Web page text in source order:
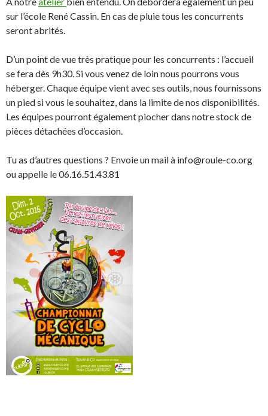
sur l’école René Cassin. En cas de pluie tous les concurrents
seront abrités.
D’un point de vue très pratique pour les concurrents : l’accueil
se fera dès 9h30. Si vous venez de loin nous pourrons vous
héberger. Chaque équipe vient avec ses outils, nous fournissons
un pied si vous le souhaitez, dans la limite de nos disponibilités.
Les équipes pourront également piocher dans notre stock de
pièces détachées d’occasion.
Tu as d’autres questions ? Envoie un mail à info@roule-co.org
ou appelle le 06.16.51.43.81